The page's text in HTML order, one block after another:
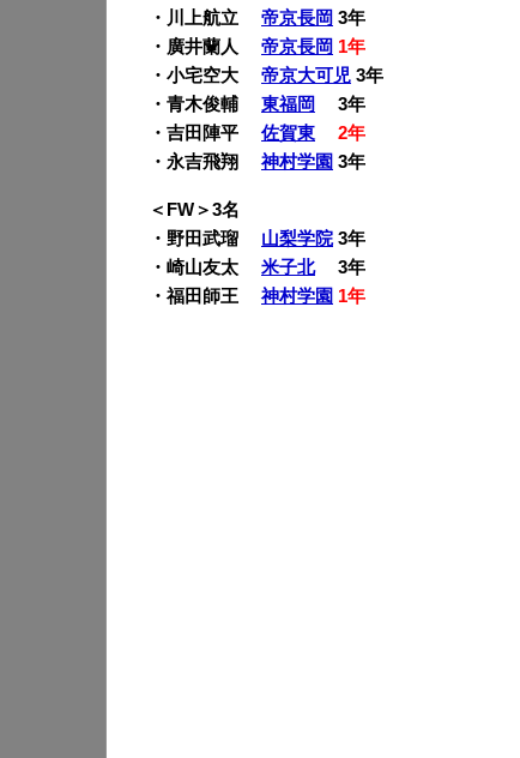
・川上航立 帝京長岡 3年
・廣井蘭人 帝京長岡 1年
・小宅空大 帝京大可児 3年
・青木俊輔 東福岡
3年
・吉田陣平 佐賀東
2年
・永吉飛翔 神村学園 3年
＜FW＞3名
・野田武瑠 山梨学院3年
・崎山友太 米子北3年
・福田師王 神村学園 1年